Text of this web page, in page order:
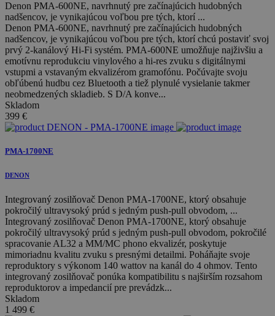
Denon PMA-600NE, navrhnutý pre začínajúcich hudobných
nadšencov, je vynikajúcou voľbou pre tých, ktorí ...
Denon PMA-600NE, navrhnutý pre začínajúcich hudobných
nadšencov, je vynikajúcou voľbou pre tých, ktorí chcú postaviť svoj
prvý 2-kanálový Hi-Fi systém. PMA-600NE umožňuje najživšiu a
emotívnu reprodukciu vinylového a hi-res zvuku s digitálnymi
vstupmi a vstavaným ekvalizérom gramofónu. Počúvajte svoju
obľúbenú hudbu cez Bluetooth a tiež plynulé vysielanie takmer
neobmedzených skladieb. S D/A konve...
Skladom
399 €
PMA-1700NE
DENON
Integrovaný zosilňovač Denon PMA-1700NE, ktorý obsahuje
pokročilý ultravysoký prúd s jedným push-pull obvodom, ...
Integrovaný zosilňovač Denon PMA-1700NE, ktorý obsahuje
pokročilý ultravysoký prúd s jedným push-pull obvodom, pokročilé
spracovanie AL32 a MM/MC phono ekvalizér, poskytuje
mimoriadnu kvalitu zvuku s presnými detailmi. Poháňajte svoje
reproduktory s výkonom 140 wattov na kanál do 4 ohmov. Tento
integrovaný zosilňovač ponúka kompatibilitu s najširším rozsahom
reproduktorov a impedancií pre prevádzk...
Skladom
1 499 €